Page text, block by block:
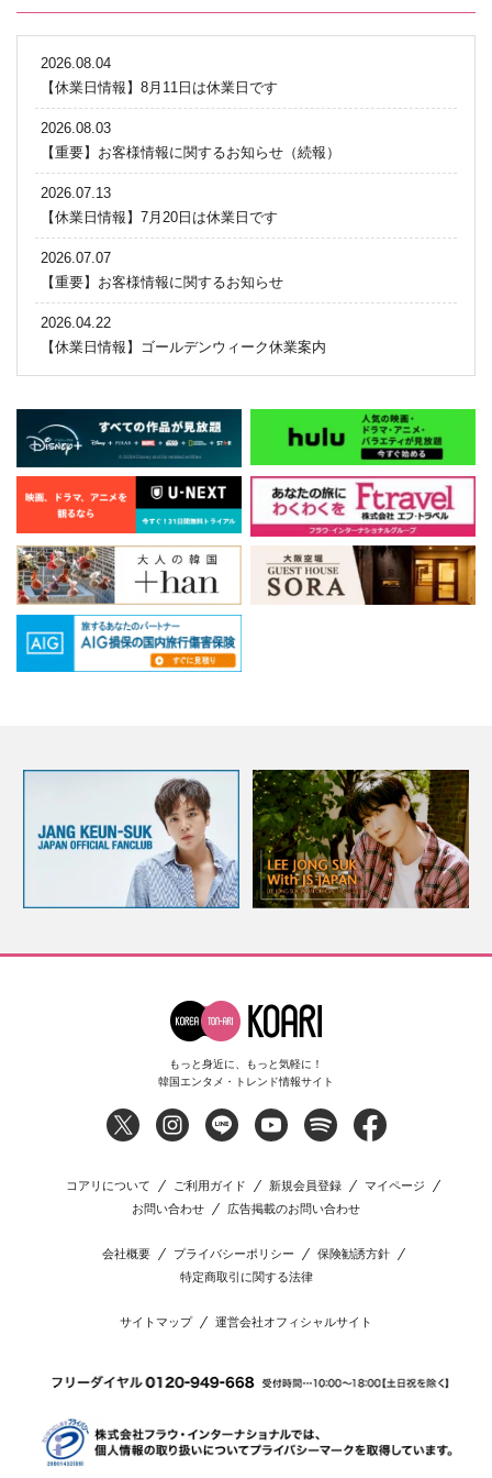
2026.08.04
【休業日情報】8月11日は休業日です
2026.08.03
【重要】お客様情報に関するお知らせ（続報）
2026.07.13
【休業日情報】7月20日は休業日です
2026.07.07
【重要】お客様情報に関するお知らせ
2026.04.22
【休業日情報】ゴールデンウィーク休業案内
もっと身近に、もっと気軽に！
韓国エンタメ・トレンド情報サイト
コアリについて ご利用ガイド 新規会員登録
マイページ
お問い合わせ
広告掲載のお問い合わせ
会社概要 プライバシーポリシー
保険勧誘方針
特定商取引に関する法律
サイトマップ 運営会社オフィシャルサイト